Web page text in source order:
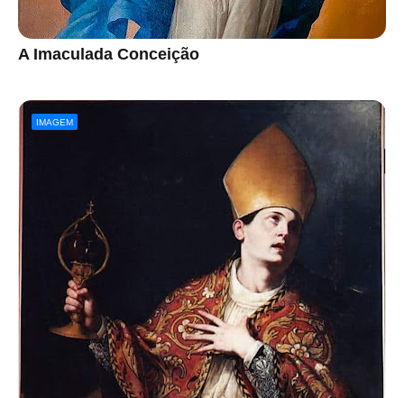
A Imaculada Conceição
IMAGEM